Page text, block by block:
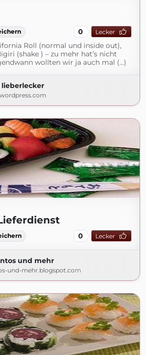
0 Lecker
Roll (normal und inside out),
(shake ) – zu mehr hat’s nicht
wollten wir ja auch mal (...)
lieberlecker
0 Lecker
und mehr
und-mehr.blogspot.com